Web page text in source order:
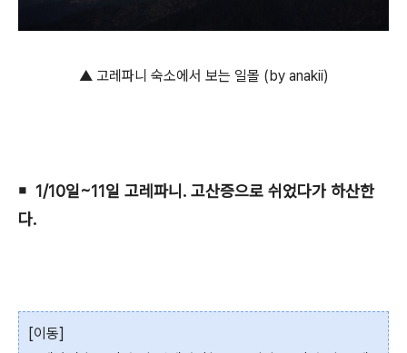
▲ 고레파니 숙소에서 보는 일몰 (by anakii)
￭ 1/10일~11일 고레파니. 고산증으로 쉬었다가 하산한
다.
[이동]